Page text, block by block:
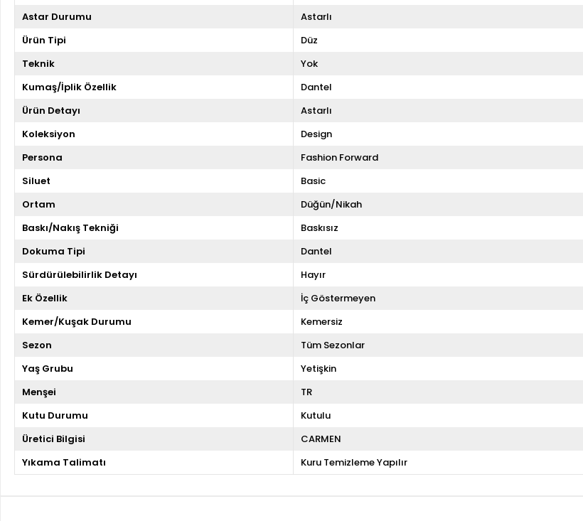
Astar Durumu
Astarlı
Ürün Tipi
Düz
Teknik
Yok
Kumaş/İplik Özellik
Dantel
Ürün Detayı
Astarlı
Koleksiyon
Design
Persona
Fashion Forward
Siluet
Basic
Ortam
Düğün/Nikah
Baskı/Nakış Tekniği
Baskısız
Dokuma Tipi
Dantel
Sürdürülebilirlik Detayı
Hayır
Ek Özellik
İç Göstermeyen
Kemer/Kuşak Durumu
Kemersiz
Sezon
Tüm Sezonlar
Yaş Grubu
Yetişkin
Menşei
TR
Kutu Durumu
Kutulu
Üretici Bilgisi
CARMEN
Yıkama Talimatı
Kuru Temizleme Yapılır